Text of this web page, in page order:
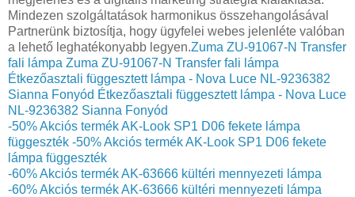
Mindezen szolgáltatások harmonikus összehangolásával
Partnerünk biztosítja, hogy ügyfelei webes jelenléte valóban
a lehető leghatékonyabb legyen.Zuma ZU-91067-N Transfer
fali lámpa Zuma ZU-91067-N Transfer fali lámpa
Étkezőasztali függesztett lámpa - Nova Luce NL-9236382
Sianna Fonyód Étkezőasztali függesztett lámpa - Nova Luce
NL-9236382 Sianna Fonyód
-50% Akciós termék AK-Look SP1 D06 fekete lámpa
függeszték -50% Akciós termék AK-Look SP1 D06 fekete
lámpa függeszték
-60% Akciós termék AK-63666 kültéri mennyezeti lámpa
-60% Akciós termék AK-63666 kültéri mennyezeti lámpa